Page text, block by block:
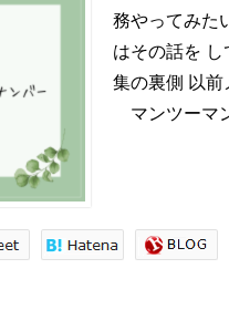
務やってみた
はその話を
集の裏側 以
マンツーマ